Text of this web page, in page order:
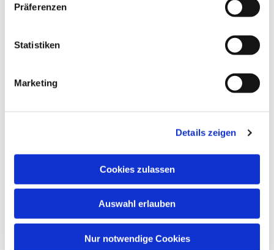
Präferenzen
Statistiken
Marketing
Details zeigen
Cookies zulassen
Auswahl erlauben
Nur notwendige Cookies
NAVIGATION